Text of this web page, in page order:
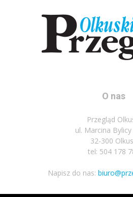
O nas
Przegląd
ul. Marcina Bylicy
32-300
tel: 504 178
Napisz do nas: